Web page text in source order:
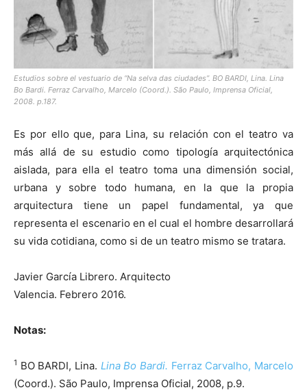
Estudios sobre el vestuario de “Na selva das ciudades”. BO BARDI, Lina. Lina
Bo Bardi. Ferraz Carvalho, Marcelo (Coord.). São Paulo, Imprensa Oficial,
2008. p.187.
Es por ello que, para Lina, su relación con el teatro va
más allá de su estudio como tipología arquitectónica
aislada, para ella el teatro toma una dimensión social,
urbana y sobre todo humana, en la que la propia
arquitectura tiene un papel fundamental, ya que
representa el escenario en el cual el hombre desarrollará
su vida cotidiana, como si de un teatro mismo se tratara.
Javier García Librero. Arquitecto
Valencia. Febrero 2016.
Notas:
1 BO BARDI, Lina. Lina Bo Bardi. Ferraz Carvalho, Marcelo
(Coord.). São Paulo, Imprensa Oficial, 2008, p.9.